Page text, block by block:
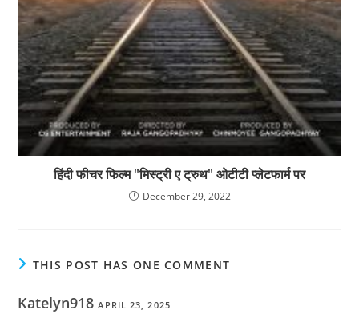
हिंदी फीचर फिल्म "मिस्ट्री ए ट्रुथ" ओटीटी प्लेटफार्म पर
December 29, 2022
THIS POST HAS ONE COMMENT
Katelyn918APRIL 23, 2025